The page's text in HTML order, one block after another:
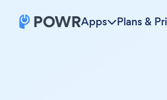
Apps Plans &